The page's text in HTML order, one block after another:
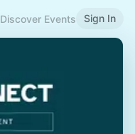
Discover Events Sign In